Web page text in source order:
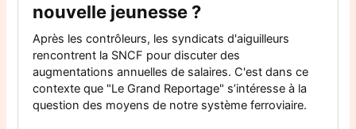
nouvelle jeunesse ?
Après les contrôleurs, les syndicats d'aiguilleurs
rencontrent la SNCF pour discuter des
augmentations annuelles de salaires. C'est dans ce
contexte que "Le Grand Reportage" s’intéresse à la
question des moyens de notre système ferroviaire.